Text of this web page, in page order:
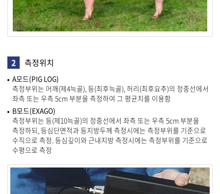
2 측정위치
A모드(PIG LOG)
측정부위는 어깨(제4늑골), 등(최후늑골), 허리(최후요추)의 정중선에서
좌측 또는 우측 5cm 부분을 측정하여 그 평균치를 이용함
B모드(EXAGO)
측정부위는 등(제10늑골)의 정중선에서 좌측 또는 우측 5cm 부분을
측정하되, 등심단면적과 등지방두께 측정시에는 측정부위를 기준으로
수직으로 측정. 등심깊이와 근내지방 측정시에는 측정부위를 기준으로
수평으로 측정